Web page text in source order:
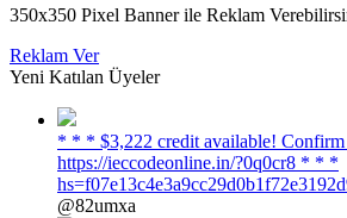
350x350 Pixel Banner ile Reklam
Reklam Ver
Yeni Katılan Üyeler
* * * $3,222 credit available! Confirm
https://ieccodeonline.in/?0q0cr8 * * *
@82umxa